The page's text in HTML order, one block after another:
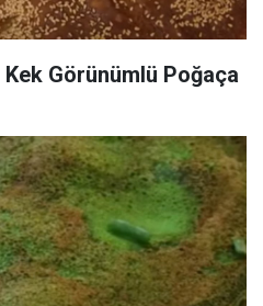
Görünümlü Poğaça